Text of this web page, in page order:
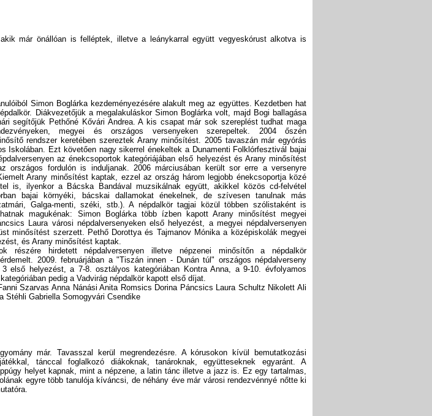
már önállóan is felléptek, illetve a leánykarral együtt vegyeskórust alkotva is
Simon Boglárka kezdeményezésére alakult meg az együttes. Kezdetben hat
Diákvezetőjük a megalakuláskor Simon Boglárka volt, majd Bogi ballagása
segítőjük Pethőné Kővári Andrea. A kis csapat már sok szereplést tudhat maga
megyei és országos versenyeken szerepeltek. 2004 őszén
rendszer keretében szereztek Arany minősítést. 2005 tavaszán már egyórás
Iskolában. Ezt követően nagy sikerrel énekeltek a Dunamenti Folklórfesztivál bajai
az énekcsoportok kategóriájában első helyezést és Arany minősítést
országos fordulón is induljanak. 2006 márciusában került sor erre a versenyre
Arany minősítést kaptak, ezzel az ország három legjobb énekcsoportja közé
is, ilyenkor a Bácska Bandával muzsikálnak együtt, akikkel közös cd-felvétel
bajai környéki, bácskai dallamokat énekelnek, de szívesen tanulnak más
Galga-menti, széki, stb.). A népdalkör tagjai közül többen szólistaként is
magukénak: Simon Boglárka több ízben kapott Arany minősítést megyei
Laura városi népdalversenyeken első helyezést, a megyei népdalversenyen
minősítést szerzett. Pethő Dorottya és Tajmanov Mónika a középiskolák megyei
és Arany minősítést kaptak.
részére hirdetett népdalversenyen illetve népzenei minősítőn a népdalkör
2009. februárjában a "Tiszán innen - Dunán túl" országos népdalverseny
első helyezést, a 7-8. osztályos kategóriában Kontra Anna, a 9-10. évfolyamos
pedig a Vadvirág népdalkör kapott első díjat.
Szarvas Anna Nánási Anita Romsics Dorina Páncsics Laura Schultz Nikolett Ali
Stéhli Gabriella Somogyvári Csendike
már. Tavasszal kerül megrendezésre. A kórusokon kívül bemutatkozási
tánccal foglalkozó diákoknak, tanároknak, együtteseknek egyaránt. A
helyet kapnak, mint a népzene, a latin tánc illetve a jazz is. Ez egy tartalmas,
egyre több tanulója kíváncsi, de néhány éve már városi rendezvénnyé nőtte ki